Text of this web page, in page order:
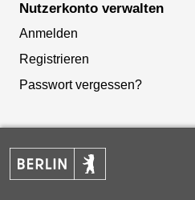
Nutzerkonto verwalten
Anmelden
Registrieren
Passwort vergessen?